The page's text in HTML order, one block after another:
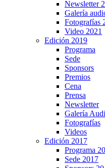
Newsletter
Galería
Fotografías
Video 2021
Edición 2019
Programa
Sede
Sponsors
Premios
Cena
Prensa
Newsletter
Galería
Fotografías
Videos
Edición 2017
Programa
Sede 2017